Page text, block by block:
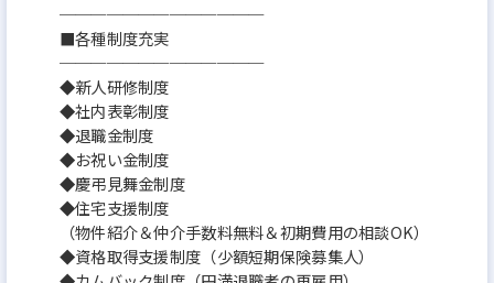
─────────────
■各種制度充実
─────────────
◆新人研修制度
◆社内表彰制度
◆退職金制度
◆お祝い金制度
◆慶弔見舞金制度
◆住宅支援制度
（物件紹介＆仲介手数料無料＆初期費用の相談OK）
◆資格取得支援制度（少額短期保険募集人）